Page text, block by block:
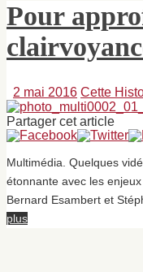
Pour
2 mai 2016 Cette
Partager cet article
Multimédia. Quelques
étonnante avec les
Bernard Esambert et
plus